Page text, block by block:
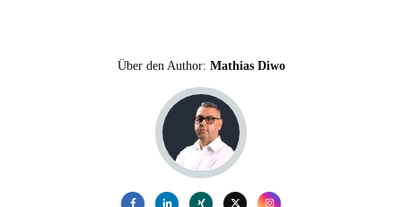
Über den Author: Mathias Diwo